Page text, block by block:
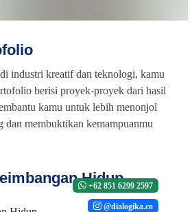
industri kreatif dan teknologi, kamu
berisi proyek-proyek dari hasil
kamu untuk lebih menonjol
dan membuktikan kemampuanmu
Hidup
+62 851 6299 2597
@dialogika.co